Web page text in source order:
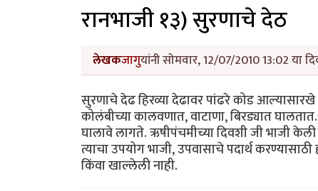
रानभाजी १३) सुरणाचे देठ
लेखकजागुयांनी सोमवार, 12/07/2010 13:02 या
सुरणाचे देढ हिरव्या देढावर पांढरे कोड
कोलंबीच्या कालवणात, वाटाणा, बिरड्यात
घालावे लागते. ऋषीपंचमीच्या दिवशी जी भाजी
त्याचा उपयोग भाजी, उपवासाचे पदार्थ
किंवा खाल्लेली नाही.